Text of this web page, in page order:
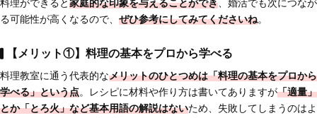
料理ができると家庭的な印象を与えることができ 、婚活でも次につなが
る可能性が高くなるので、 ぜひ参考にしてみてくださいね。
【メリット①】料理の基本をプロから学べる
料理教室に通う代表的なメリットのひとつめは「料理の基本をプロから
学べる」という点。レシピに材料や作り方は書いてありますが「適量」
とか「とろ火」など基本用語の解説はないため、失敗してしまうのはよ